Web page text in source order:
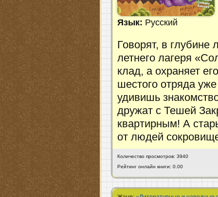
Язык: Русский
Говорят, в глубине
летнего лагеря
клад, а охраняет
шестого отряда
удивишь
дружат с Тешей
квартирным! А
от людей
Количество просмотров: 3940
Рейтинг онлайн книги: 0.00